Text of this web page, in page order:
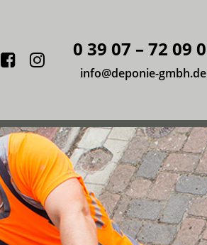
Facebook
Instagram
0 39 07 – 72 09 0
info@deponie-gmbh.de